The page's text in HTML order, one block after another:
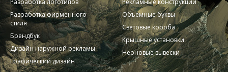
Разработка логотипов
Разработка фирменного
стиля
Брендбук
Дизайн наружной рекламы
Графический дизайн
Рекламные конструкции
Объемные буквы
Световые короба
Крышные установки
Неоновые вывески